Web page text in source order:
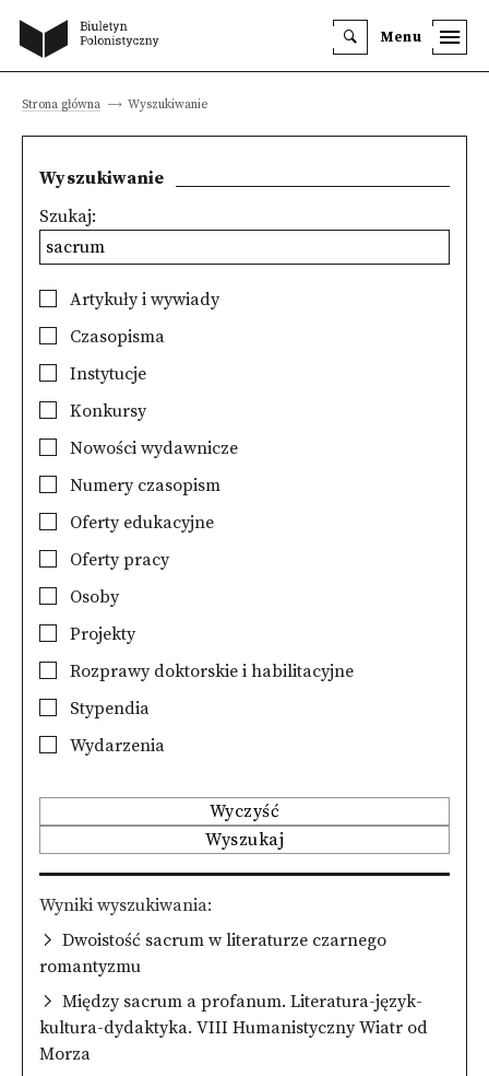
Menu
Strona główna Wyszukiwanie
Wyszukiwanie
Szukaj:
Artykuły i wywiady
Czasopisma
Instytucje
Konkursy
Nowości wydawnicze
Numery czasopism
Oferty edukacyjne
Oferty pracy
Osoby
Projekty
Rozprawy doktorskie i habilitacyjne
Stypendia
Wydarzenia
Wyczyść
Wyszukaj
Wyniki wyszukiwania
Dwoistość sacrum w literaturze czarnego
romantyzmu
Między sacrum a profanum. Literatura-język-
kultura-dydaktyka. VIII Humanistyczny Wiatr od
Morza